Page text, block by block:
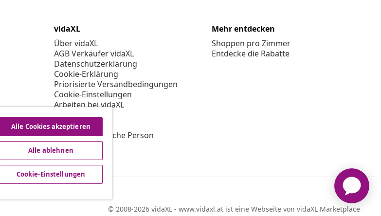
vidaXL
Über vidaXL
AGB Verkäufer vidaXL
Datenschutzerklärung
Cookie-Erklärung
Priorisierte Versandbedingungen
Cookie-Einstellungen
Arbeiten bei vidaXL
Impressum
Sicherheit
EU Verantwortliche Person
EPR-Richtlinie
Barrierefreiheit
Mehr entdecken
Shoppen pro Zimmer
Entdecke die Rabatte
© 2008-2026 vidaXL - www.vidaxl.at ist eine Webseite von vidaXL Marketplace
Alle Cookies akzeptieren
Alle ablehnen
Cookie-Einstellungen